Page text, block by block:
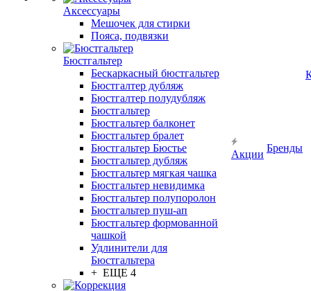
Аксессуары
Мешочек для стирки
Пояса, подвязки
Бюстгальтер
Бескаркасный бюстгальтер
Бюстгалтер дубляж
Бюстгалтер полудубляж
Бюстгальтер
Бюстгальтер балконет
Бюстгальтер бралет
Бюстгальтер Бюстье
Бюстгальтер дубляж
Бюстгальтер мягкая чашка
Бюстгальтер невидимка
Бюстгальтер полупоролон
Бюстгальтер пуш-ап
Бюстгальтер формованной
чашкой
Удлинители для
Бюстгальтера
+ ЕЩЕ 4
Акции
Бренды